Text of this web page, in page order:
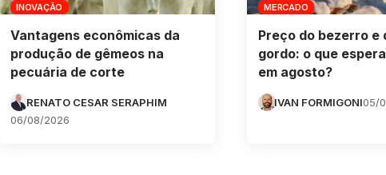
INOVAÇÃO
Vantagens econômicas da
produção de gêmeos na
pecuária de corte
RENATO CESAR SERAPHIM
06/08/2026
MERCADO
Preço do bezerro e
gordo: o que
em agosto?
IVAN FORMIGONI05/